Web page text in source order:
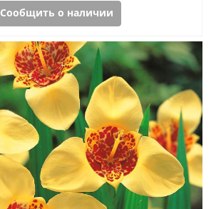
Сообщить о наличии